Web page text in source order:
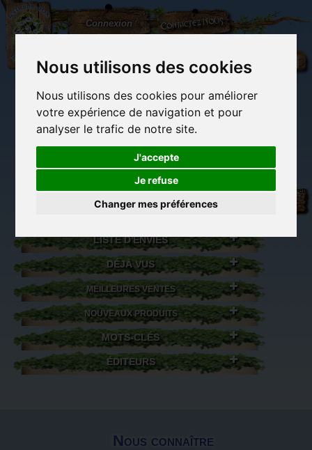
Nous utilisons des cookies
Nous utilisons des cookies pour améliorer
votre expérience de navigation et pour
analyser le trafic de notre site.
J'accepte
Je refuse
Changer mes préférences
L'Arbre
aux
100.000
Connexion Contactez-nous
(vide)
Librairie des
Carterie
originale
Activités
détente et jeux
Objets déco et
LISTE D'ENVIES
DÉJÀ VUS
MEILLEURES VENTES
NOUVEAUX PRODUITS
MOTS-CLÉS
ÉDITEURS
Nous connaître